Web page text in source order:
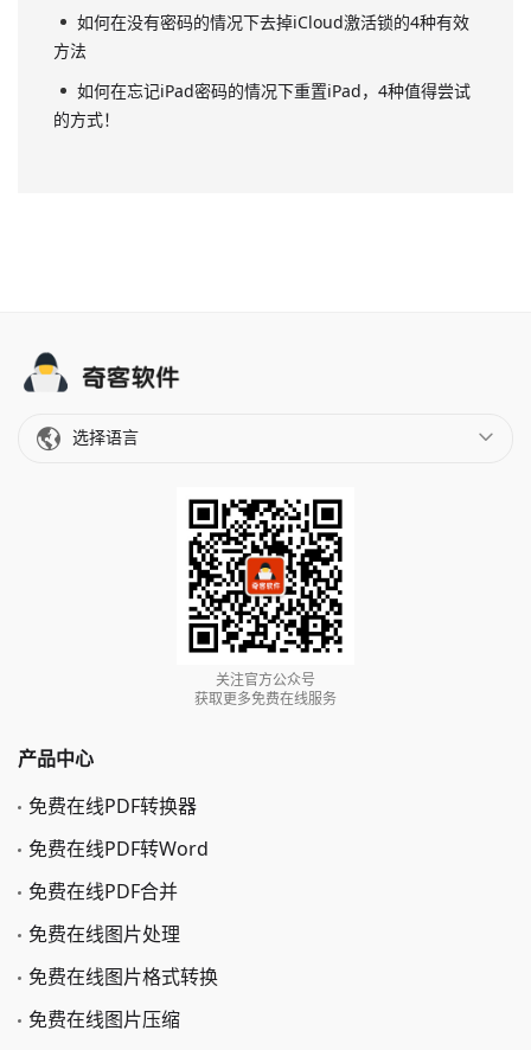
如何在没有密码的情况下去掉iCloud激活锁的4种有效
方法
如何在忘记iPad密码的情况下重置iPad，4种值得尝试
的方式！
选择语言
关注官方公众号
获取更多免费在线服务
产品中心
免费在线PDF转换器
免费在线PDF转Word
免费在线PDF合并
免费在线图片处理
免费在线图片格式转换
免费在线图片压缩